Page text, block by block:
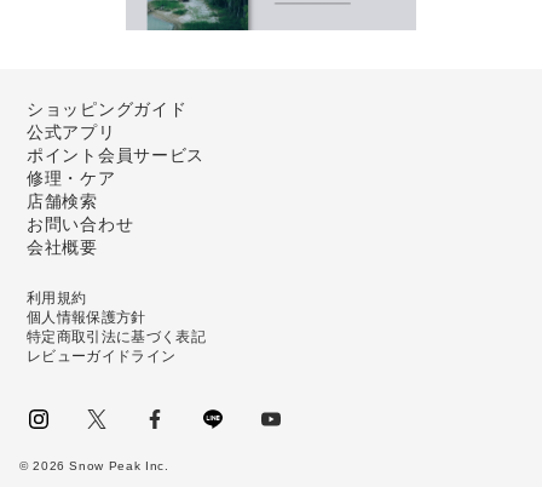
ショッピングガイド
公式アプリ
ポイント会員サービス
修理・ケア
店舗検索
お問い合わせ
会社概要
利用規約
個人情報保護方針
特定商取引法に基づく表記
レビューガイドライン
©2026 Snow Peak Inc.